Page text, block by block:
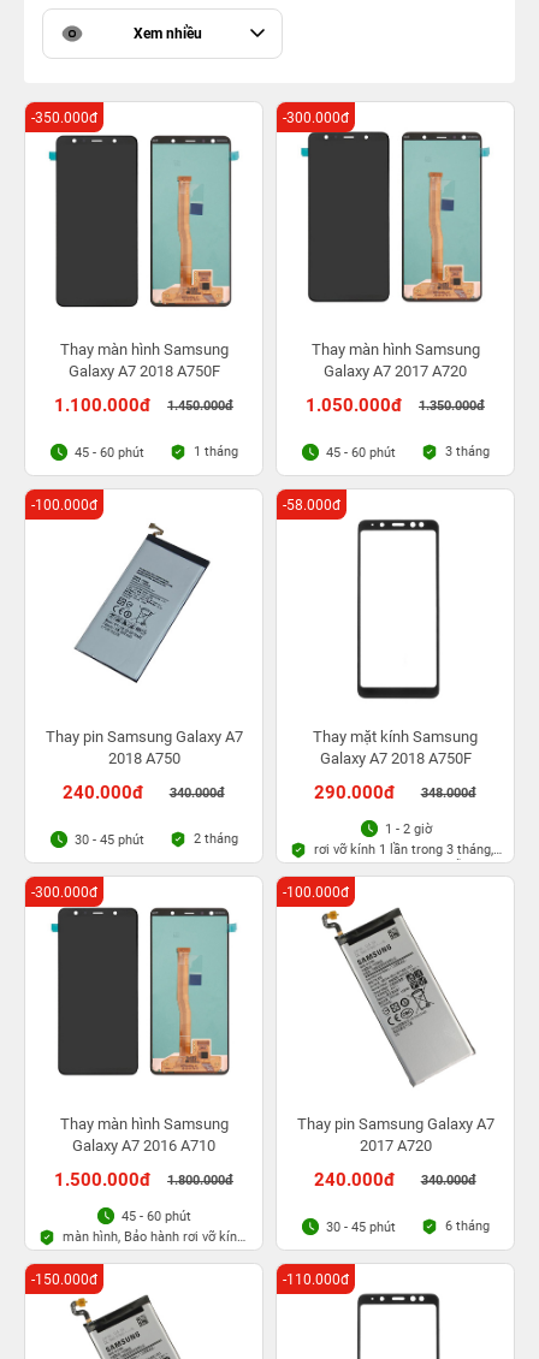
Xem nhiều
Thay màn hình Samsung
Galaxy A7 2018 A750F
1.100.000đ 1.450.000đ
-350.000đ
45 - 60 phút 1 tháng
Thay màn hình Samsung
Galaxy A7 2017 A720
1.050.000đ 1.350.000đ
-300.000đ
45 - 60 phút 3 tháng
Thay pin Samsung Galaxy A7
2018 A750
240.000đ 340.000đ
-100.000đ
30 - 45 phút 2 tháng
Thay mặt kính Samsung
Galaxy A7 2018 A750F
290.000đ 348.000đ
-58.000đ
1 - 2 giờ
rơi vỡ kính 1 lần trong 3 tháng,
Bảo hành bụi bọt vĩnh viễn
Thay màn hình Samsung
Galaxy A7 2016 A710
1.500.000đ 1.800.000đ
-300.000đ
45 - 60 phút
màn hình, Bảo hành rơi vỡ kính
1 lần trong 3 tháng
Thay pin Samsung Galaxy A7
2017 A720
240.000đ 340.000đ
-100.000đ
30 - 45 phút 6 tháng
-150.000đ -110.000đ